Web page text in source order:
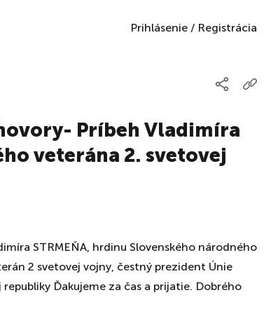
Prihlásenie / Registrácia
Príbeh Vladimíra
veterána 2. svetovej
STRMEŇA, hrdinu Slovenského národného
2 svetovej vojny, čestný prezident Únie
Ďakujeme za čas a prijatie. Dobrého